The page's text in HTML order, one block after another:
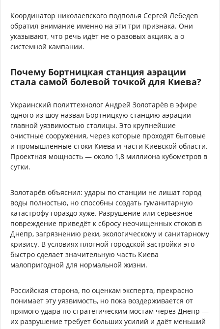
Координатор николаевского подполья Сергей Лебедев
обратил внимание именно на эти три признака. Они
указывают, что речь идёт не о разовых акциях, а о
системной кампании.
Почему Бортницкая станция аэрации
стала самой болевой точкой для Киева?
Украинский политтехнолог Андрей Золотарёв в эфире
одного из шоу назвал Бортницкую станцию аэрации
главной уязвимостью столицы. Это крупнейшие
очистные сооружения, через которые проходят бытовые
и промышленные стоки Киева и части Киевской области.
Проектная мощность — около 1,8 миллиона кубометров в
сутки.
Золотарёв объяснил: удары по станции не лишат город
воды полностью, но способны создать гуманитарную
катастрофу гораздо хуже. Разрушение или серьёзное
повреждение приведёт к сбросу неочищенных стоков в
Днепр, загрязнению реки, экологическому и санитарному
кризису. В условиях плотной городской застройки это
быстро сделает значительную часть Киева
малопригодной для нормальной жизни.
Российская сторона, по оценкам эксперта, прекрасно
понимает эту уязвимость, но пока воздерживается от
прямого удара по стратегическим мостам через Днепр —
их разрушение требует больших усилий и даёт меньший